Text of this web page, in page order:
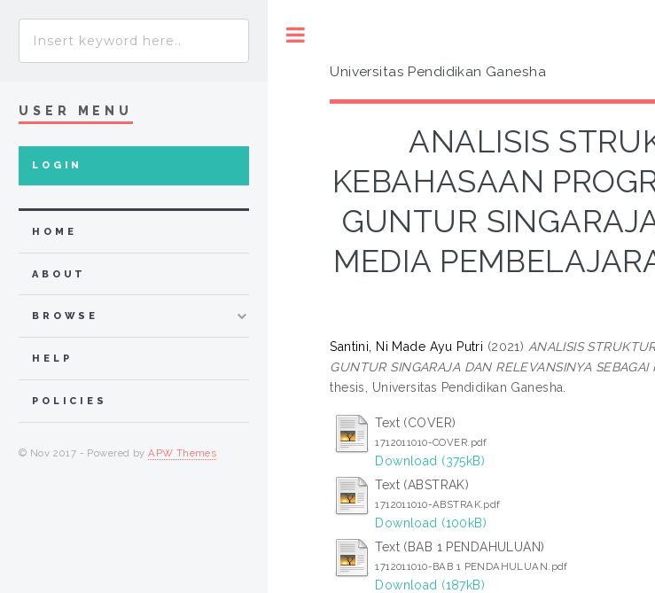
Universitas Pendidikan Ganesha
ANALISIS
KEBAHASAAN
GUNTUR
MEDIA
Santini, Ni Made Ayu Putri (2021) ANALISIS
GUNTUR SINGARAJA DAN RELEVANSINYA
thesis, Universitas Pendidikan Ganesha.
Text (COVER)
1712011010-COVER.pdf
Download (375kB)
Text (ABSTRAK)
1712011010-ABSTRAK.pdf
Download (100kB)
Text (BAB 1 PENDAHULUAN)
1712011010-BAB 1 PENDAHULUAN.pdf
Download (187kB)
USER MENU
LOGIN
HOME
ABOUT
BROWSE
HELP
POLICIES
© Nov 2017 - Powered byAPW Themes